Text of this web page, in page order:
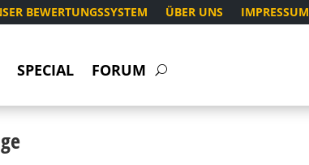
BEWERTUNGSSYSTEM ÜBER UNS IMPRESSUM
SPECIAL FORUM